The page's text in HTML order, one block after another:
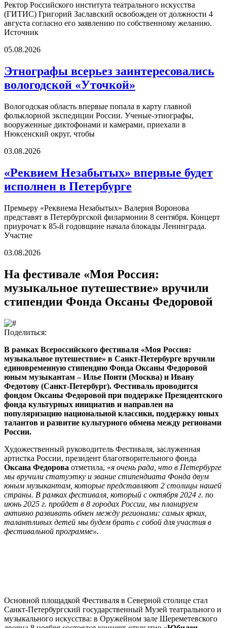
Ректор Российского института театрального искусства
(ГИТИС) Григорий Заславский освобожден от должности 4
августа согласно его заявлению по собственному желанию.
Источник
05.08.2026
Этнографы всерьез заинтересовались
вологодской «Уточкой»
Вологодская область впервые попала в карту главной
фольклорной экспедиции России. Ученые-этнографы,
вооруженные диктофонами и камерами, приехали в
Нюксенский округ, чтобы
03.08.2026
«Реквием Незабытых» впервые будет
исполнен в Петербурге
Премьеру «Реквиема Незабытых» Валерия Воронова
представят в Петербургской филармонии 8 сентября. Концерт
приурочат к 85-й годовщине начала блокады Ленинграда.
Участие
03.08.2026
На фестивале «Моя Россия:
музыкальное путешествие» вручили
стипендии Фонда Оксаны Федоровой
Поделиться:
В рамках Всероссийского фестиваля «Моя Россия:
музыкальное путешествие» в Санкт-Петербурге вручили
единовременную стипендию Фонда Оксаны Федоровой
юным музыкантам – Илье Понти (Москва) и Ивану
Федотову (Санкт-Петербург). Фестиваль проводится
фондом Оксаны Федоровой при поддержке Президентского
фонда культурных инициатив и направлен на
популяризацию национальной классики, поддержку юных
талантов и развитие культурного обмена между регионами
России.
Художественный руководитель Фестиваля, заслуженная
артистка России, президент благотворительного фонда
Оксана Федорова отметила, «я очень рада, что в Петербурге
мы вручили статуэтку и звание стипендиата Фонда двум
юным музыкантам, которые представляют 2 столицы нашей
страны. В рамках фестиваля, который с октября 2024 г. по
июнь 2025 г. пройдет в 8 городах России, мы планируем
активно развивать обмен между регионами: самых ярких,
талантливых детей мы будем брать с собой для участия в
фестивальной программе».
Основной площадкой Фестиваля в Северной столице стал
Санкт-Петербургский государственный Музей театрального и
музыкального искусства: в Оружейном зале Шереметевского